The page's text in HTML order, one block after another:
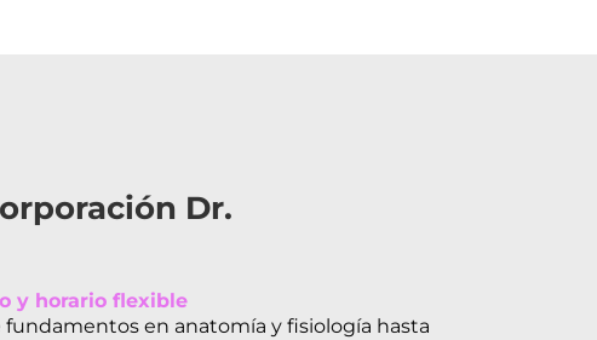
Dr.
y horario flexible
fundamentos en anatomía y fisiología hasta